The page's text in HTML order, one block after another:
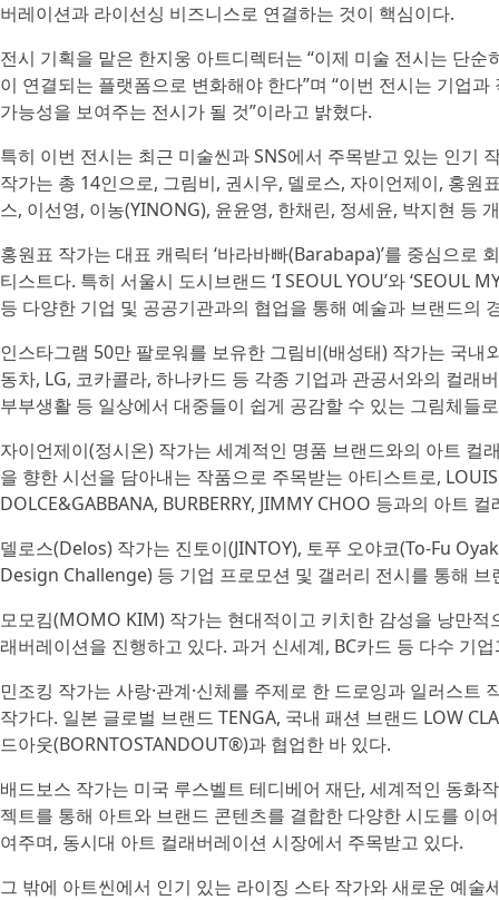
버레이션과 라이선싱 비즈니스로 연결하는 것이 핵심이다.
전시 기획을 맡은 한지웅 아트디렉터는 “이제 미술 전시는 단
이 연결되는 플랫폼으로 변화해야 한다”며 “이번 전시는 기업
가능성을 보여주는 전시가 될 것”이라고 밝혔다.
특히 이번 전시는 최근 미술씬과 SNS에서 주목받고 있는 인기
작가는 총 14인으로, 그림비, 권시우, 델로스, 자이언제이, 홍
스, 이선영, 이농(YINONG), 윤윤영, 한채린, 정세윤, 박지현 등
홍원표 작가는 대표 캐릭터 ‘바라바빠(Barabapa)’를 중심으로
티스트다. 특히 서울시 도시브랜드 ‘I SEOUL YOU’와 ‘SEOUL
등 다양한 기업 및 공공기관과의 협업을 통해 예술과 브랜드의
인스타그램 50만 팔로워를 보유한 그림비(배성태) 작가는 국
동차, LG, 코카콜라, 하나카드 등 각종 기업과 관공서와의 컬래
부부생활 등 일상에서 대중들이 쉽게 공감할 수 있는 그림체들
자이언제이(정시온) 작가는 세계적인 명품 브랜드와의 아트
을 향한 시선을 담아내는 작품으로 주목받는 아티스트로,
DOLCE&GABBANA, BURBERRY, JIMMY CHOO 등과의 아트
델로스(Delos) 작가는 진토이(JINTOY), 토푸 오야코(To-Fu
Design Challenge) 등 기업 프로모션 및 갤러리 전시를 통해
모모킴(MOMO KIM) 작가는 현대적이고 키치한 감성을 낭만
래버레이션을 진행하고 있다. 과거 신세계, BC카드 등 다수 기
민조킹 작가는 사랑·관계·신체를 주제로 한 드로잉과 일러스
작가다. 일본 글로벌 브랜드 TENGA, 국내 패션 브랜드 LOW
드아웃(BORNTOSTANDOUT®)과 협업한 바 있다.
배드보스 작가는 미국 루스벨트 테디베어 재단, 세계적인 동화
젝트를 통해 아트와 브랜드 콘텐츠를 결합한 다양한 시도를 이
여주며, 동시대 아트 컬래버레이션 시장에서 주목받고 있다.
그 밖에 아트씬에서 인기 있는 라이징 스타 작가와 새로운 예